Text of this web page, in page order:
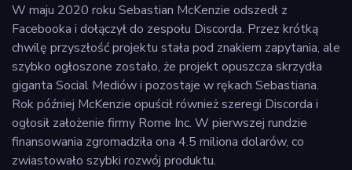
W maju 2020 roku Sebastian McKenzie odszedł z
Facebooka i dołączył do zespołu Discorda. Przez krótką
chwilę przyszłość projektu stała pod znakiem zapytania, ale
szybko ogłoszone zostało, że projekt opuszcza skrzydła
giganta Social Mediów i pozostaje w rękach Sebastiana.
Rok później McKenzie opuścił również szeregi Discorda i
ogłosił założenie firmy Rome Inc. W pierwszej rundzie
finansowania zgromadziła ona 4.5 miliona dolarów, co
zwiastowało szybki rozwój produktu.